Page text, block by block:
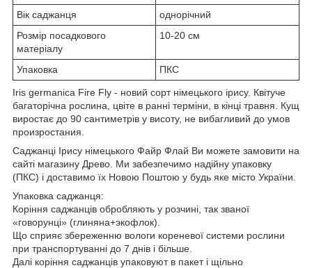
Вік саджанця
однорічний
Розмір посадкового
матеріалу
10-20 см
Упаковка ПКС
Iris germanica Fire Fly - новий сорт німецького ірису. Квітуче
багаторічна рослина, цвіте в ранні терміни, в кінці травня. Кущ
виростає до 90 сантиметрів у висоту, не вибагливий до умов
произростания.
Саджанці Ірису німецького Файр Флай Ви можете замовити на
сайті магазину Древо. Ми забезпечимо надійну упаковку
(ПКС) і доставимо їх Новою Поштою у будь яке місто України.
Упаковка саджанця:
Коріння саджанців обробляють у розчині, так званої
«говорунці» (глиняна+экофлок).
Що сприяє збереженню вологи кореневої системи рослини
при транспортуванні до 7 днів і більше.
Далі коріння саджанців упаковуют в пакет і щільно